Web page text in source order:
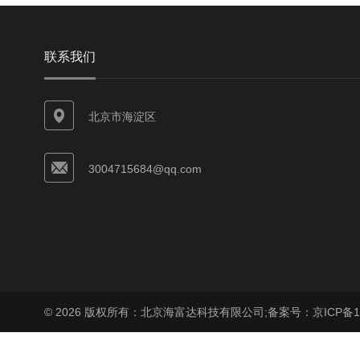
联系我们
北京市海淀区
3004715684@qq.com
© 2026 版权所有：北京海富达科技有限公司;备案号：京ICP备